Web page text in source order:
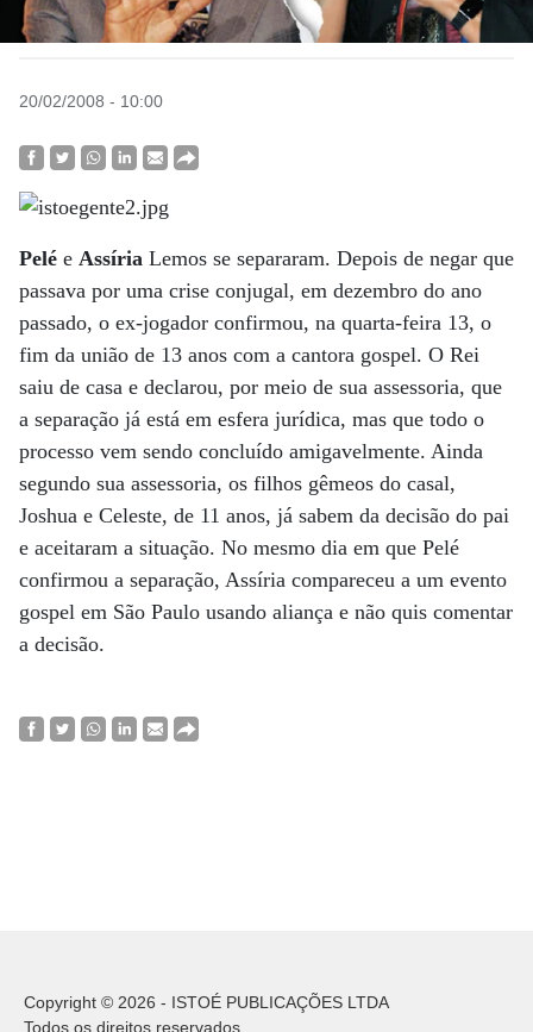
20/02/2008 - 10:00
Pelé e Assíria Lemos se separaram. Depois de negar que
passava por uma crise conjugal, em dezembro do ano
passado, o ex-jogador confirmou, na quarta-feira 13, o
fim da união de 13 anos com a cantora gospel. O Rei
saiu de casa e declarou, por meio de sua assessoria, que
a separação já está em esfera jurídica, mas que todo o
processo vem sendo concluído amigavelmente. Ainda
segundo sua assessoria, os filhos gêmeos do casal,
Joshua e Celeste, de 11 anos, já sabem da decisão do pai
e aceitaram a situação. No mesmo dia em que Pelé
confirmou a separação, Assíria compareceu a um evento
gospel em São Paulo usando aliança e não quis comentar
a decisão.
Copyright © 2026 - ISTOÉ PUBLICAÇÕES LTDA
Todos os direitos reservados.